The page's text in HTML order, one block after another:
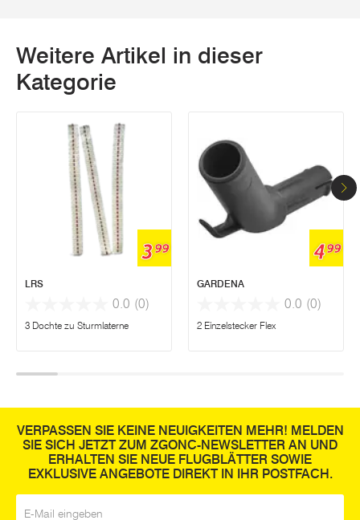
Weitere Artikel in dieser
Kategorie
399
LRS
0.0 (0)
3 Dochte zu Sturmlaterne
499
GARDENA
0.0 (0)
2 Einzelstecker Flex
VERPASSEN SIE KEINE NEUIGKEITEN MEHR! MELDEN
SIE SICH JETZT ZUM ZGONC-NEWSLETTER AN UND
ERHALTEN SIE NEUE FLUGBLÄTTER SOWIE
EXKLUSIVE ANGEBOTE DIREKT IN IHR POSTFACH.